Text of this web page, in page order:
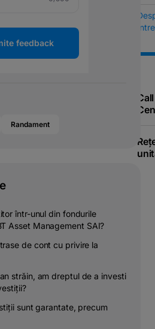
Call
feedback
Randament
într-unul din fondurile
Asset Management SAI?
de cont cu privire la
străin, am dreptul de a investi
sunt garantate, precum